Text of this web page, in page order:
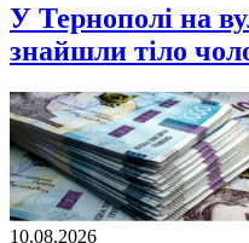
У Тернополі на
знайшли тіло
10.08.2026